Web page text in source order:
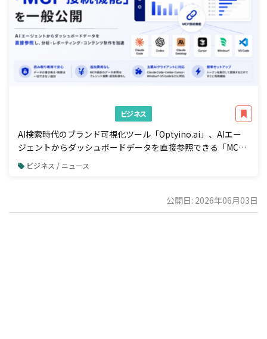
ビジネス
AI検索時代のブランド可視化ツール「Optyino.ai」、AIエー
ジェントからダッシュボードデータを直接参照できる「MCP
接続」機能を一般公開
ビジネス / ニュース
公開日: 2026年06月03日